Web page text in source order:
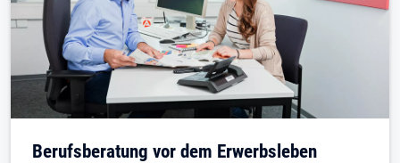
Öffnet in neuem Tab
Berufsberatung vor dem Erwerbsleben